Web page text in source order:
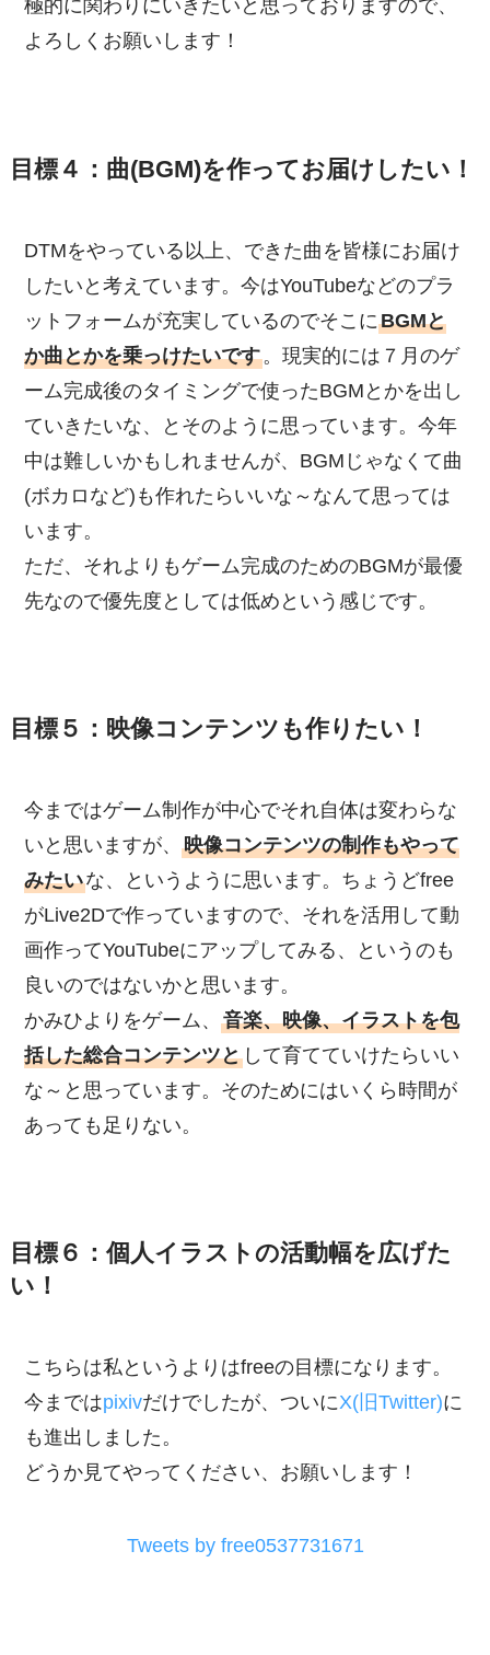
極的に関わりにいきたいと思っておりますので、
よろしくお願いします！
目標４：曲(BGM)を作ってお届けしたい！
DTMをやっている以上、できた曲を皆様にお届け
したいと考えています。今はYouTubeなどのプラ
ットフォームが充実しているのでそこにBGMと
か曲とかを乗っけたいです。現実的には７月のゲ
ーム完成後のタイミングで使ったBGMとかを出し
ていきたいな、とそのように思っています。今年
中は難しいかもしれませんが、BGMじゃなくて曲
(ボカロなど)も作れたらいいな～なんて思っては
います。
ただ、それよりもゲーム完成のためのBGMが最優
先なので優先度としては低めという感じです。
目標５：映像コンテンツも作りたい！
今まではゲーム制作が中心でそれ自体は変わらな
いと思いますが、映像コンテンツの制作もやって
みたいな、というように思います。ちょうどfree
がLive2Dで作っていますので、それを活用して動
画作ってYouTubeにアップしてみる、というのも
良いのではないかと思います。
かみひよりをゲーム、音楽、映像、イラストを包
括した総合コンテンツと して育てていけたらいい
な～と思っています。そのためにはいくら時間が
あっても足りない。
目標６：個人イラストの活動幅を広げた
い！
こちらは私というよりはfreeの目標になります。
今まではpixivだけでしたが、ついにX(旧Twitter)に
も進出しました。
どうか見てやってください、お願いします！
Tweets by free0537731671